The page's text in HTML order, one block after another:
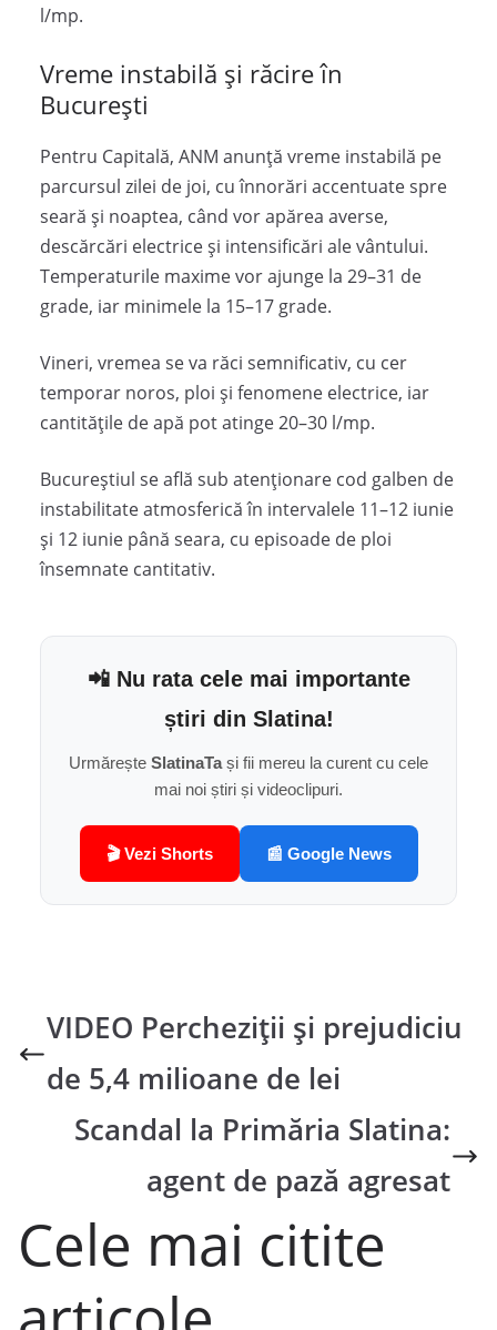
l/mp.
Vreme instabilă și răcire în
București
Pentru Capitală, ANM anunță vreme instabilă pe
parcursul zilei de joi, cu înnorări accentuate spre
seară și noaptea, când vor apărea averse,
descărcări electrice și intensificări ale vântului.
Temperaturile maxime vor ajunge la 29–31 de
grade, iar minimele la 15–17 grade.
Vineri, vremea se va răci semnificativ, cu cer
temporar noros, ploi și fenomene electrice, iar
cantitățile de apă pot atinge 20–30 l/mp.
Bucureștiul se află sub atenționare cod galben de
instabilitate atmosferică în intervalele 11–12 iunie
și 12 iunie până seara, cu episoade de ploi
însemnate cantitativ.
📲 Nu rata cele mai importante
știri din Slatina!
Urmărește SlatinaTași fii mereu la curent cu cele
mai noi știri și videoclipuri.
🎬 Vezi Shorts 📰 Google News
VIDEO Percheziții și prejudiciu
de 5,4 milioane de lei
Scandal la Primăria Slatina:
agent de pază agresat
Cele mai citite